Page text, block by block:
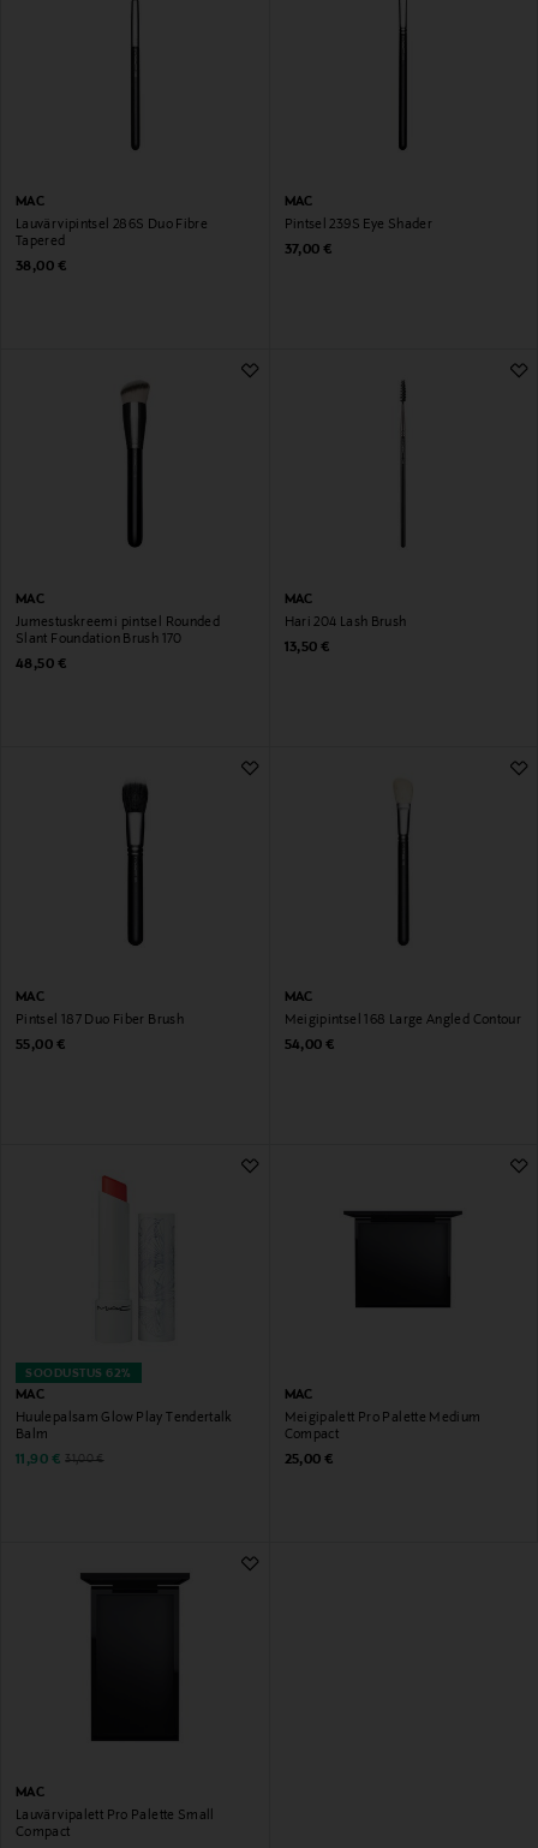
MAC
Lauvärvipintsel 286S Duo Fibre
Tapered
Original Price
38,00 €
MAC
Pintsel 239S Eye Shader
Original Price
37,00 €
MAC
Jumestuskreemi pintsel Rounded
Slant Foundation Brush 170
Original Price
48,50 €
MAC
Hari 204 Lash Brush
Original Price
13,50 €
MAC
Pintsel 187 Duo Fiber Brush
Original Price
55,00 €
MAC
Meigipintsel 168 Large Angled Contour
Original Price
54,00 €
SOODUSTUS 62%
MAC
Huulepalsam Glow Play Tendertalk
Balm
Discounted Price
11,90 € Original Price
31,00 €
MAC
Meigipalett Pro Palette Medium
Compact
Original Price
25,00 €
MAC
Lauvärvipalett Pro Palette Small
Compact